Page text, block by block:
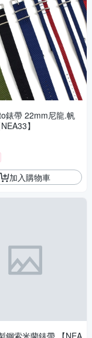
錶帶 22mm尼龍.帆
】
加入購物車